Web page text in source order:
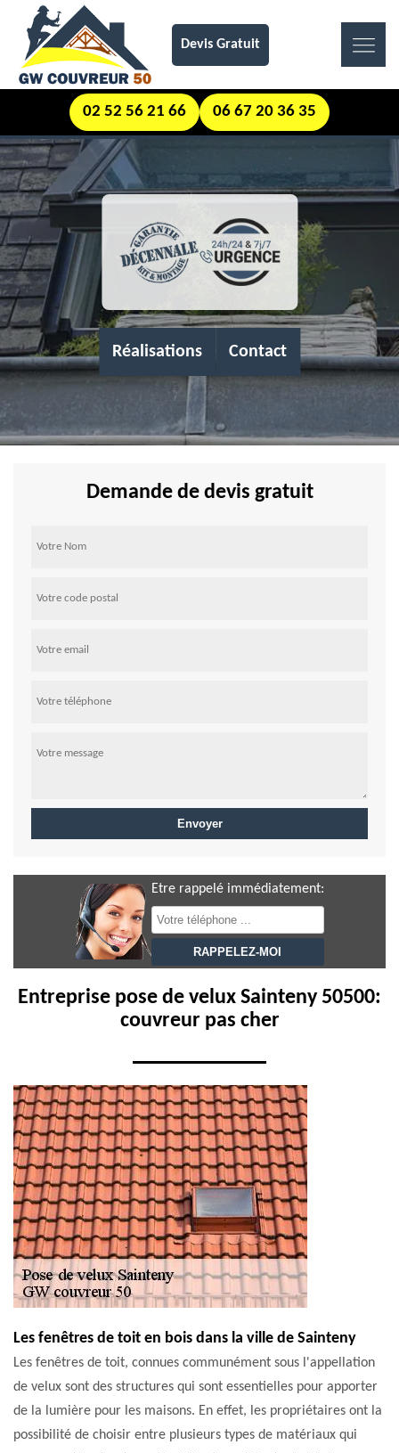
Devis Gratuit
02 52 56 21 66 06 67 20 36 35
Réalisations Contact
Demande de devis gratuit
Etre rappelé immédiatement:
Entreprise pose de velux Sainteny 50500:
couvreur pas cher
Les fenêtres de toit en bois dans la ville de Sainteny
Les fenêtres de toit, connues communément sous l'appellation
de velux sont des structures qui sont essentielles pour apporter
de la lumière pour les maisons. En effet, les propriétaires ont la
possibilité de choisir entre plusieurs types de matériaux qui